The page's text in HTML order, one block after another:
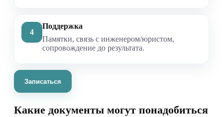
4
Поддержка
Памятки, связь с инженером/юристом,
сопровождение до результата.
Записаться
Какие документы могут понадобиться